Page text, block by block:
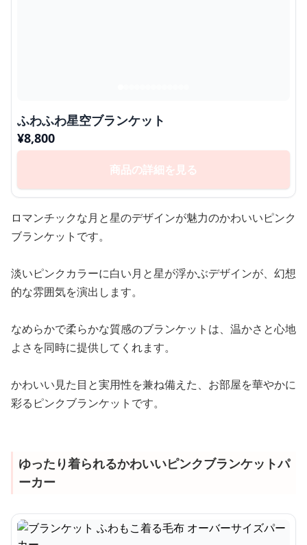
ふわふわ星空ブランケット
¥8,800
商品の詳細を見る
ロマンチックな月と星のデザインが魅力のかわいいピンク
ブランケットです。
淡いピンクカラーに白い月と星が浮かぶデザインが、幻想
的な雰囲気を演出します。
なめらかで柔らかな質感のブランケットは、温かさと心地
よさを同時に提供してくれます。
かわいい見た目と実用性を兼ね備えた、お部屋を華やかに
彩るピンクブランケットです。
ゆったり着られるかわいいピンクブランケットパ
ーカー